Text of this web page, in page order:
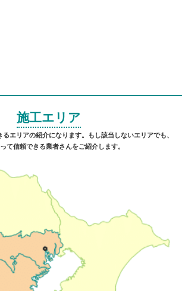
施工エリア
エリアの紹介になります。もし該当しないエリアでも、
て信頼できる業者さんをご紹介します。